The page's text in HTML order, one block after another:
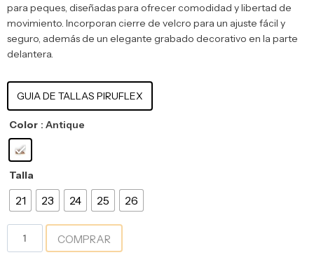
para peques, diseñadas para ofrecer comodidad y libertad de
movimiento. Incorporan cierre de velcro para un ajuste fácil y
seguro, además de un elegante grabado decorativo en la parte
delantera.
GUIA DE TALLAS PIRUFLEX
Color : Antique
Talla
21 23 24 25 26
COMPRAR